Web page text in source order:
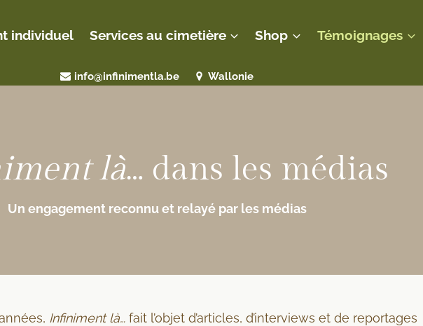
individuel Services au cimetière Shop Témoignages
info@infinimentla.be Wallonie
là… dans les médias
Un engagement reconnu et relayé par les médias
Infiniment là… fait l’objet d’articles, d’interviews et de reportages